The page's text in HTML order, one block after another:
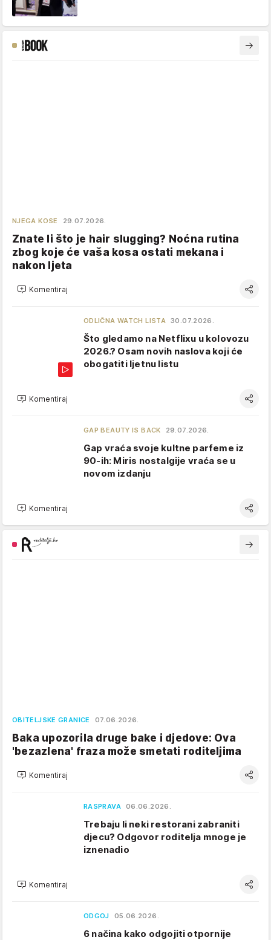
NJEGA KOSE 29.07.2026.
Znate li što je hair slugging? Noćna rutina
zbog koje će vaša kosa ostati mekana i
nakon ljeta
Komentiraj
ODLIČNA WATCH LISTA 30.07.2026.
Što gledamo na Netflixu u kolovozu
2026.? Osam novih naslova koji će
obogatiti ljetnu listu
Komentiraj
GAP BEAUTY IS BACK 29.07.2026.
Gap vraća svoje kultne parfeme iz
90-ih: Miris nostalgije vraća se u
novom izdanju
Komentiraj
OBITELJSKE GRANICE 07.06.2026.
Baka upozorila druge bake i djedove: Ova
'bezazlena' fraza može smetati roditeljima
Komentiraj
RASPRAVA 06.06.2026.
Trebaju li neki restorani zabraniti
djecu? Odgovor roditelja mnoge je
iznenadio
Komentiraj
ODGOJ 05.06.2026.
6 načina kako odgojiti otpornije